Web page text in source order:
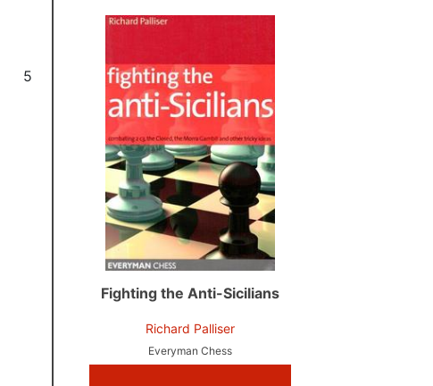
5
Fighting the Anti-Sicilians
Richard Palliser
Everyman Chess